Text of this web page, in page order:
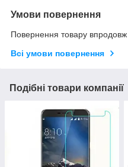
Умови повернення
Повернення товару впродовж
Всі умови повернення
Подібні товари компанії